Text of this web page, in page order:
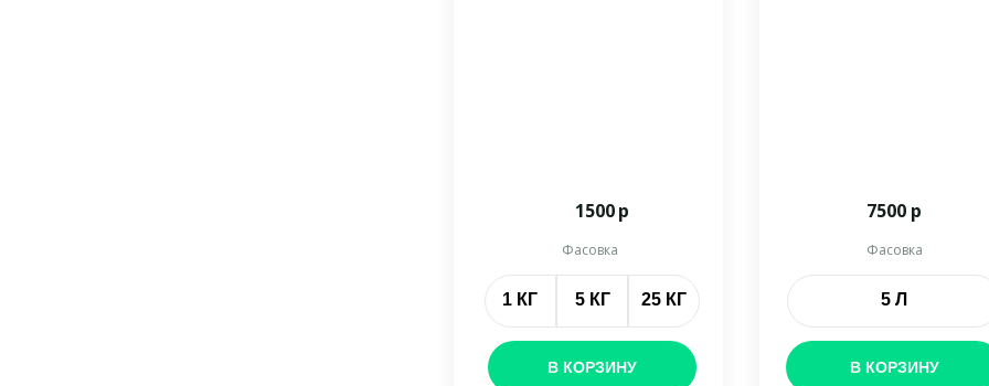
В КОРЗИНУ
5 Л
Фасовка
7500 р
Фасовка
В КОРЗИНУ
1 КГ 5 КГ 25 КГ
р
1500